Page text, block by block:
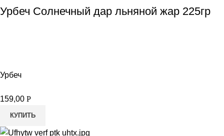
Урбеч Солнечный дар льняной жар 225гр
Урбеч
159,00 Р
КУПИТЬ